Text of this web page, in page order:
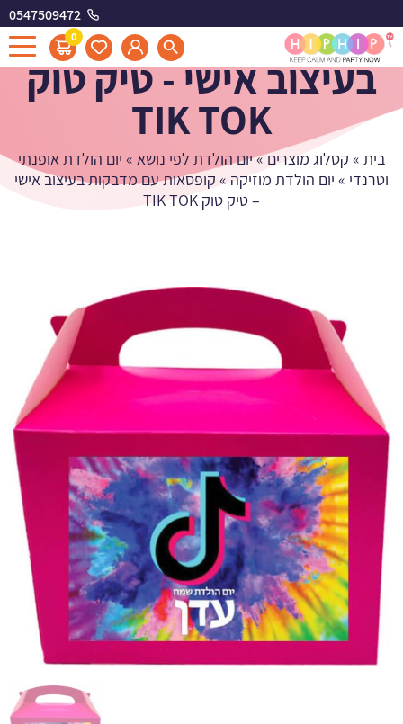
0547509472
0
קופסאות עם מדבקות
בעיצוב אישי - טיק טוק
TIK TOK
בית » קטלוג מוצרים»יום הולדת לפי נושא » יום הולדת אופנתי
וטרנדי » יום הולדת מוזיקה » קופסאות עם מדבקות בעיצוב אישי
– טיק טוק TIK TOK